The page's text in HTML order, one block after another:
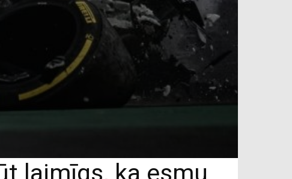
laimīgs, ka esmu